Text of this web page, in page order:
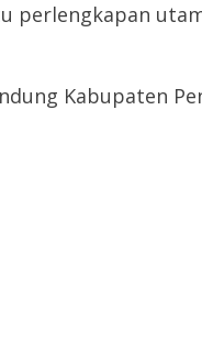
perlengkapan
Kabupaten